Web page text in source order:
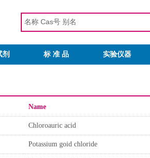
剂 标 准 品 实验仪器
Name
Chloroauric acid
Potassium goid chloride